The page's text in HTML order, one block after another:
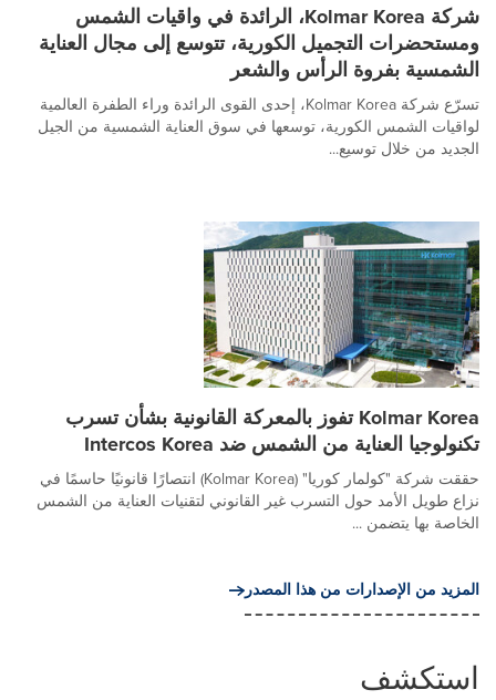
شركة Kolmar Korea، الرائدة في واقيات الشمس
ومستحضرات التجميل الكورية، تتوسع إلى مجال العناية
الشمسية بفروة الرأس والشعر
تسرّع شركة Kolmar Korea، إحدى القوى الرائدة وراء الطفرة العالمية
لواقيات الشمس الكورية، توسعها في سوق العناية الشمسية من الجيل
الجديد من خلال توسيع...
Kolmar Korea تفوز بالمعركة القانونية بشأن تسرب
تكنولوجيا العناية من الشمس ضد Intercos Korea
حققت شركة "كولمار كوريا" (Kolmar Korea) انتصارًا قانونيًا حاسمًا في
نزاع طويل الأمد حول التسرب غير القانوني لتقنيات العناية من الشمس
الخاصة بها يتضمن ...
المزيد من الإصدارات من هذا المصدر
استكشف